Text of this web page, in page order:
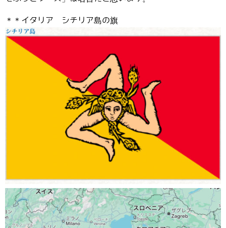
＊＊イタリア シチリア島の旗